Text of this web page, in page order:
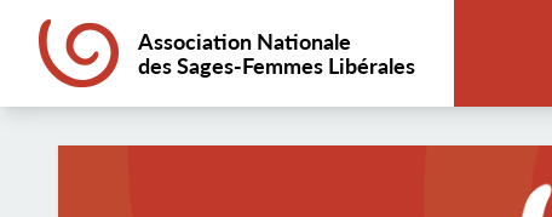
Association Nationale
des Sages-Femmes Libérales